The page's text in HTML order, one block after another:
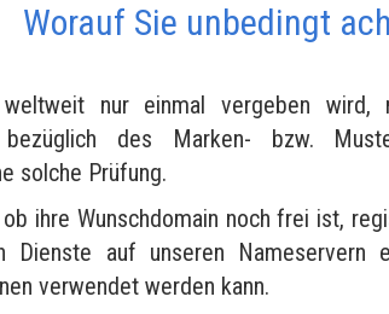
Worauf Sie unbedingt
nur einmal vergeben wird,
bezüglich des Marken- bzw.
solche Prüfung.
ihre Wunschdomain noch frei ist,
Dienste auf unseren
verwendet werden kann.